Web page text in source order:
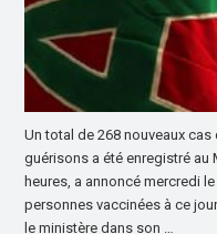
Un total de 268 nouveaux
guérisons a été enregistré au
heures, a annoncé mercredi
personnes vaccinées à ce
le ministère dans son …